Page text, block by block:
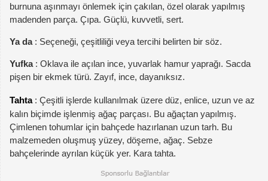
burnuna aşınmayı önlemek için çakılan, özel olarak yapılmış
madenden parça. Çıpa. Güçlü, kuvvetli, sert.
Ya da: Seçeneği, çeşitliliği veya tercihi belirten bir söz.
Yufka: Oklava ile açılan ince, yuvarlak hamur yaprağı. Sacda
pişen bir ekmek türü. Zayıf, ince, dayanıksız.
Tahta: Çeşitli işlerde kullanılmak üzere düz, enlice, uzun ve az
kalın biçimde işlenmiş ağaç parçası. Bu ağaçtan yapılmış.
Çimlenen tohumlar için bahçede hazırlanan uzun tarh. Bu
malzemeden oluşmuş yüzey, döşeme, ağaç. Sebze
bahçelerinde ayrılan küçük yer. Kara tahta.